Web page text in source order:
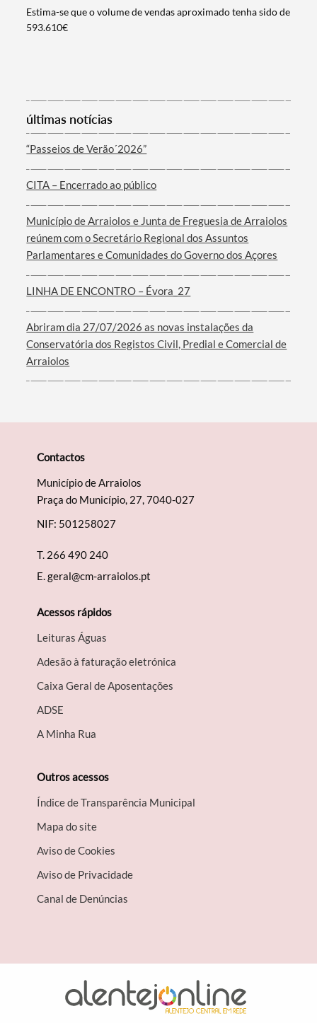
Categorias gerais
Filtros
Estima-se que o volume de vendas aproximado tenha sido de
593.610€
últimas notícias
“Passeios de Verão´2026”
CITA – Encerrado ao público
Município de Arraiolos e Junta de Freguesia de Arraiolos
reúnem com o Secretário Regional dos Assuntos
Parlamentares e Comunidades do Governo dos Açores
LINHA DE ENCONTRO – Évora_27
Abriram dia 27/07/2026 as novas instalações da
Conservatória dos Registos Civil, Predial e Comercial de
Arraiolos
Contactos
Município de Arraiolos
Praça do Município, 27, 7040-027
NIF: 501258027
T. 266 490 240
E.geral@cm-arraiolos.pt
Acessos rápidos
Leituras Águas
Adesão à faturação eletrónica
Caixa Geral de Aposentações
A​DSE
A Minha Rua
Outros acessos
Índice de Transparência Municipal
Mapa do site
Aviso de Cookies
Aviso de Privacidade
Canal de Denúncias